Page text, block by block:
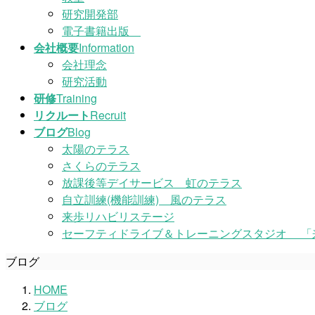
研究開発部
電子書籍出版
会社概要Information
会社理念
研究活動
研修Training
リクルートRecruit
ブログBlog
太陽のテラス
さくらのテラス
放課後等デイサービス 虹のテラス
自立訓練(機能訓練) 風のテラス
来歩リハビリステージ
セーフティドライブ＆トレーニングスタジオ 「
ブログ
HOME
ブログ